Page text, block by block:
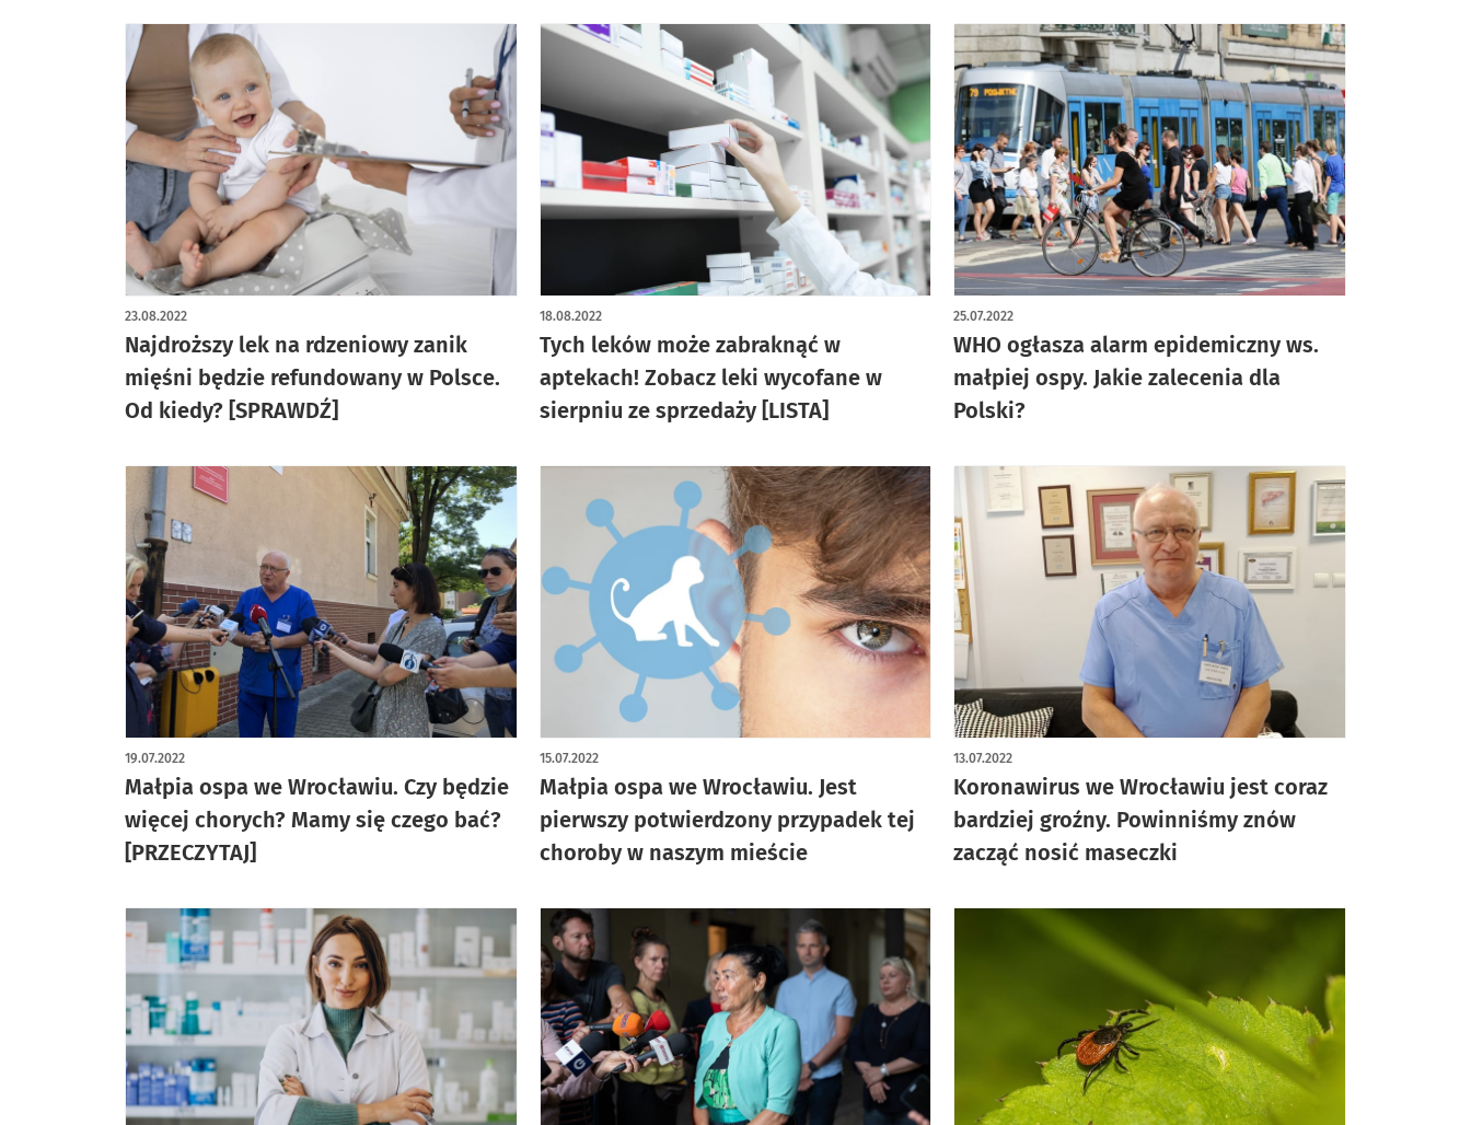
Najdroższy lek na rdzeniowy zanik
mięśni będzie refundowany w Polsce.
Od kiedy? [SPRAWDŹ]
23.08.2022
Tych leków może zabraknąć w
aptekach! Zobacz leki wycofane w
sierpniu ze sprzedaży [LISTA]
18.08.2022
WHO ogłasza alarm epidemiczny ws.
małpiej ospy. Jakie zalecenia dla
Polski?
25.07.2022
Małpia ospa we Wrocławiu. Czy będzie
więcej chorych? Mamy się czego bać?
[PRZECZYTAJ]
19.07.2022
Małpia ospa we Wrocławiu. Jest
pierwszy potwierdzony przypadek tej
choroby w naszym mieście
15.07.2022
Koronawirus we Wrocławiu jest coraz
bardziej groźny. Powinniśmy znów
zacząć nosić maseczki
13.07.2022